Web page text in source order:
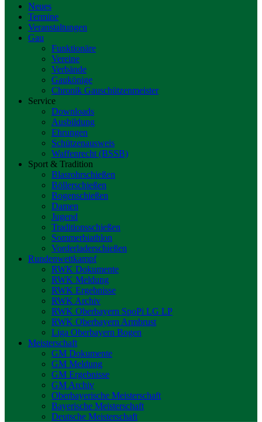
Neues
Termine
Veranstaltungen
Gau
Funktionäre
Vereine
Verbände
Gaukönige
Chronik Gauschützenmeister
Service
Downloads
Ausbildung
Ehrungen
Schützenausweis
Waffenrecht (BSSB)
Sport & Tradition
Blasrohrschießen
Böllerschießen
Bogenschießen
Damen
Jugend
Traditionsschießen
Sommerbiathlon
Vorderladerschießen
Rundenwettkampf
RWK Dokumente
RWK Meldung
RWK Ergebnisse
RWK Archiv
RWK Oberbayern SpoPi LG LP
RWK Oberbayern Armbrust
Liga Oberbayern Bogen
Meisterschaft
GM Dokumente
GM Meldung
GM Ergebnisse
GM Archiv
Oberbayerische Meisterschaft
Bayerische Meisterschaft
Deutsche Meisterschaft